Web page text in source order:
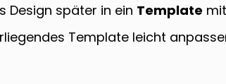
Design später in ein Template
Template leicht